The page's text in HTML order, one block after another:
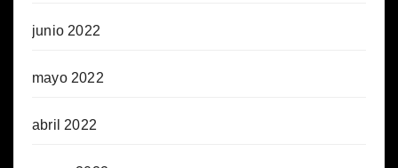
junio 2022
mayo 2022
abril 2022